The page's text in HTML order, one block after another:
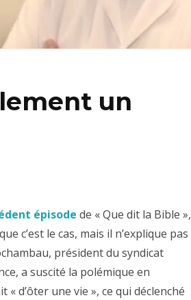
un
épisode de « Que dit la Bible »,
c’est le cas, mais il n’explique pas
président du syndicat
a suscité la polémique en
d’ôter une vie », ce qui déclenché